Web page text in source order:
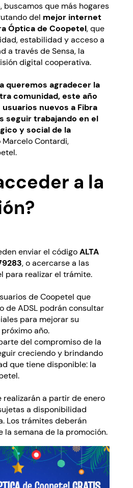
buscamos que más hogares
del mejor internet
Óptica de Coopetel, que
estabilidad y acceso a
a través de Sensa, la
digital cooperativa.
queremos agradecer la
comunidad, este año
nuevos a Fibra
seguir trabajando en el
y social de la
Contardi,
a la
enviar el códigoALTA
, o acercarse a las
para realizar el trámite.
de Coopetel que
de ADSL podrán consultar
para mejorar su
año.
del compromiso de la
creciendo y brindando
que tiene disponible: la
realizarán a partir de enero
a disponibilidad
Los trámites deberán
la semana de la promoción.